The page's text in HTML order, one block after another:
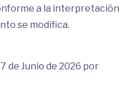
a la interpretación
se modifica.
de Junio de 2026 por